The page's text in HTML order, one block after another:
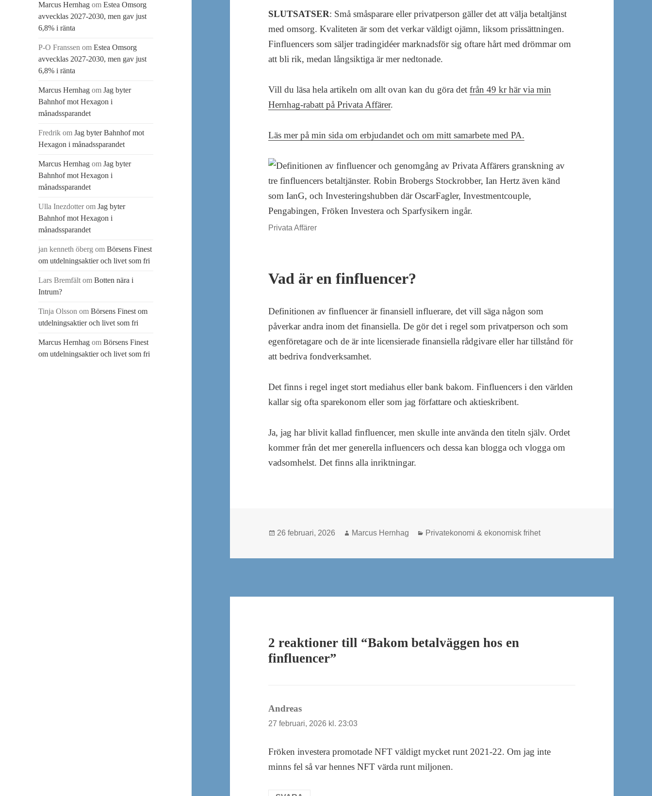
Marcus Hernhag omEstea Omsorg
avvecklas 2027-2030, men gav just
6,8% i ränta
P-O Franssen omEstea Omsorg
avvecklas 2027-2030, men gav just
6,8% i ränta
Marcus Hernhag omJag byter
Bahnhof mot Hexagon i
månadssparandet
Fredrik omJag byter Bahnhof mot
Hexagon i månadssparandet
Marcus Hernhag omJag byter
Bahnhof mot Hexagon i
månadssparandet
Ulla InezdotteromJag byter
Bahnhof mot Hexagon i
månadssparandet
jan kenneth öberg omBörsens Finest
om utdelningsaktier och livet som fri
Lars BremfältomBotten nära i
Intrum?
Tinja Olsson omBörsens Finest om
utdelningsaktier och livet som fri
Marcus Hernhag omBörsens Finest
om utdelningsaktier och livet som fri
SLUTSATSER: Små småsparare eller privatperson gäller det att välja betaltjänst
med omsorg. Kvaliteten är som det verkar väldigt ojämn, liksom prissättningen.
Finfluencers som säljer tradingidéer marknadsför sig oftare hårt med drömmar om
att bli rik, medan långsiktiga är mer nedtonade.
Vill du läsa hela artikeln om allt ovan kan du göra detfrån 49 kr här via min
Hernhag-rabatt på Privata Affärer.
Läs mer på min sida om erbjudandet och om mitt samarbete med PA.
Privata Affärer
Vad är en finfluencer?
Definitionen av finfluencer är finansiell influerare, det vill säga någon som
påverkar andra inom det finansiella. De gör det i regel som privatperson och som
egenföretagare och de är inte licensierade finansiella rådgivare eller har tillstånd för
att bedriva fondverksamhet.
Det finns i regel inget stort mediahus eller bank bakom. Finfluencers i den världen
kallar sig ofta sparekonom eller som jag författare och aktieskribent.
Ja, jag har blivit kallad finfluencer, men skulle inte använda den titeln själv. Ordet
kommer från det mer generella influencers och dessa kan blogga och vlogga om
vadsomhelst. Det finns alla inriktningar.
Postat
26 februari, 2026 Författare
Marcus Hernhag Kategorier
Privatekonomi & ekonomisk frihet
2 reaktioner till “Bakom betalväggen hos en
finfluencer”
Andreas
27 februari, 2026 kl. 23:03
Fröken investera promotade NFT väldigt mycket runt 2021-22. Om jag inte
minns fel så var hennes NFT värda runt miljonen.